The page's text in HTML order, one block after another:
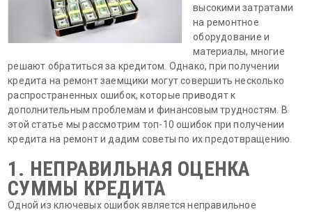
высокими затратами
на ремонтное
оборудование и
материалы, многие
решают обратиться за кредитом. Однако, при получении
кредита на ремонт заемщики могут совершить несколько
распространенных ошибок, которые приводят к
дополнительным проблемам и финансовым трудностям. В
этой статье мы рассмотрим топ-10 ошибок при получении
кредита на ремонт и дадим советы по их предотвращению.
1. НЕПРАВИЛЬНАЯ ОЦЕНКА
СУММЫ КРЕДИТА
Одной из ключевых ошибок является неправильное